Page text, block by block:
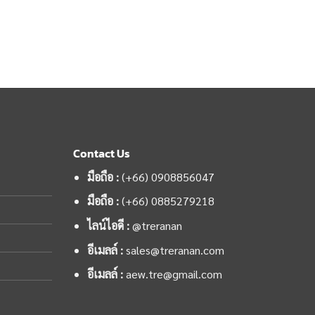
Contact Us
มือถือ :(+66) 0908856047
มือถือ : (+66)0885279218
ไลน์ไอดี :@treranan
อีเมลล์ :sales@treranan.com
อีเมลล์ :aew.tre@gmail.com